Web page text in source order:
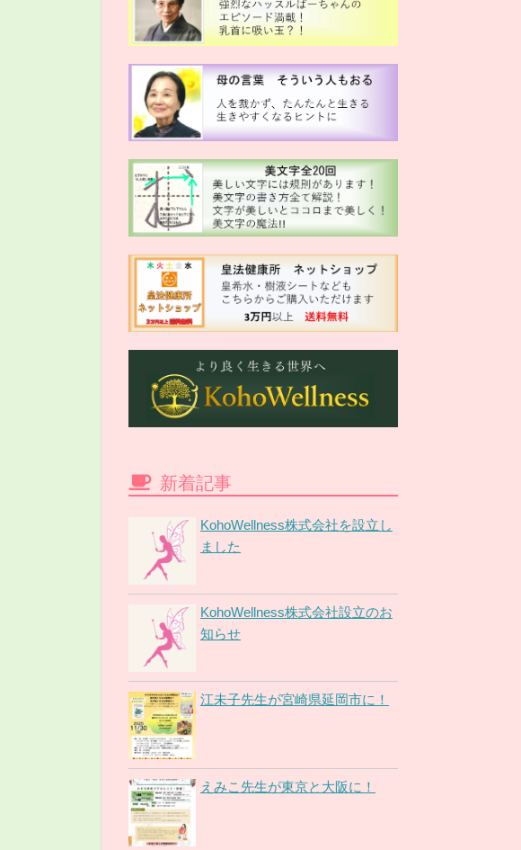
新着記事
KohoWellness株式会社を設立し
ました
KohoWellness株式会社設立のお
知らせ
江未子先生が宮崎県延岡市に！
えみこ先生が東京と大阪に！